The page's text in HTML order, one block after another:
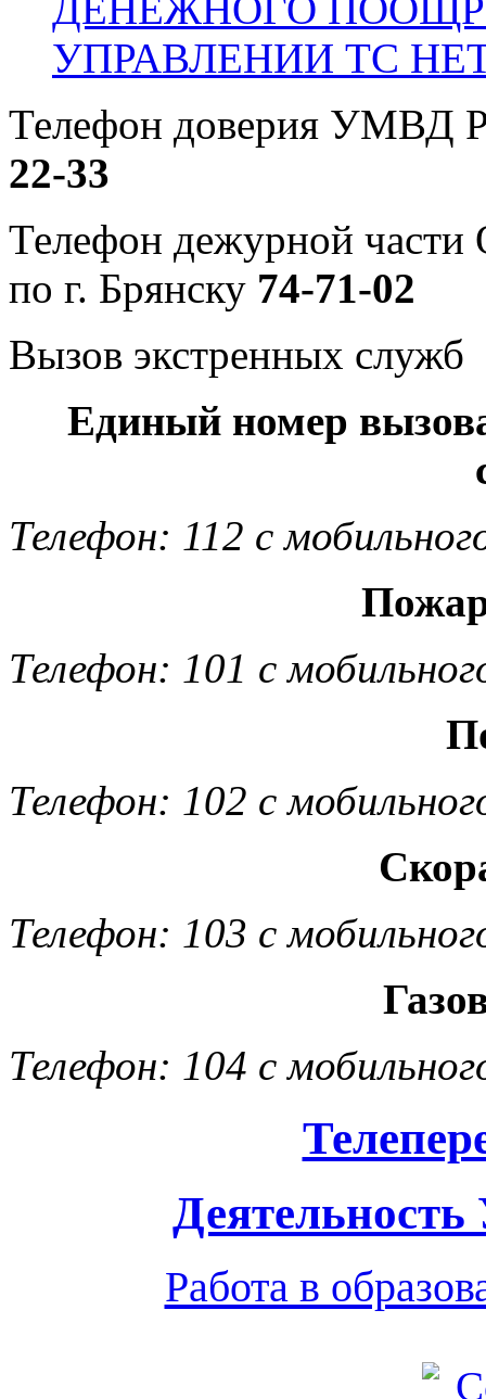
ДЕНЕЖНОГО
УПРАВЛЕНИИ ТС
Телефон доверия УМВД
22-33
Телефон дежурной
по г. Брянску 74-71-02
Вызов экстренных служб
Единый номер
Телефон: 112 с
Телефон: 101 с
Телефон: 102 с
Телефон: 103 с
Телефон: 104 с
Работа в